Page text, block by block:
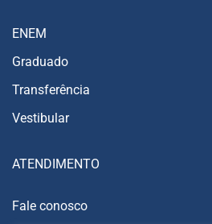
ENEM
Graduado
Transferência
Vestibular
ATENDIMENTO
Fale conosco